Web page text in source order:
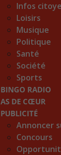
Infos
Loisirs
Musique
Politique
Santé
Société
Sports
BINGO RADIO
AS DE CŒUR
PUBLICITÉ
Annoncer
Concours